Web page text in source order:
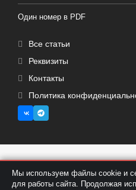
Один номер в PDF
Все статьи
Реквизиты
Контакты
Политика
Мы используем файлы cookie и
для работы сайта. Продолжая